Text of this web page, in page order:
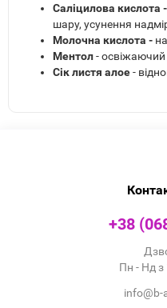
Саліцилова кислота -
шару, усунення
Молочна кислота -
Ментол-
Сік листя алое-
+38
Пн - Нд з
info@b-